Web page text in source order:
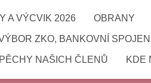
A VÝCVIK 2026 OBRANY
ZKO, BANKOVNÍ SPOJENÍ
NAŠICH ČLENŮ KDE